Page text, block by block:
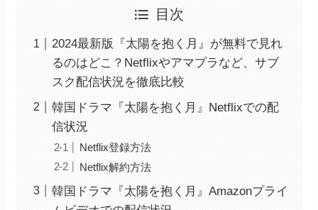
目次
2024最新版『太陽を抱く月』が無料で見れ
るのはどこ？Netflixやアマプラなど、サブ
スク配信状況を徹底比較
韓国ドラマ『太陽を抱く月』Netflixでの配
信状況
Netflix登録方法
Netflix解約方法
韓国ドラマ『太陽を抱く月』Amazonプライ